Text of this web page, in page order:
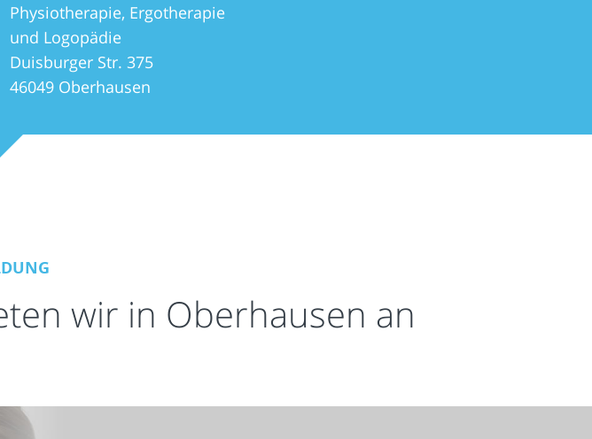
Physiotherapie, Ergotherapie
und Logopädie
Duisburger Str. 375
46049 Oberhausen
wir in Oberhausen an